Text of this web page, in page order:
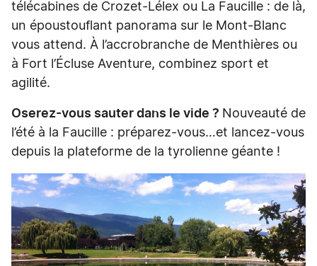
télécabines de Crozet-Lélex ou La Faucille : de là,
un époustouflant panorama sur le Mont-Blanc
vous attend. À l’accrobranche de Menthières ou
à Fort l’Écluse Aventure, combinez sport et
agilité.
Oserez-vous sauter dans le vide ? Nouveauté de
l’été à la Faucille : préparez-vous…et lancez-vous
depuis la plateforme de la tyrolienne géante !